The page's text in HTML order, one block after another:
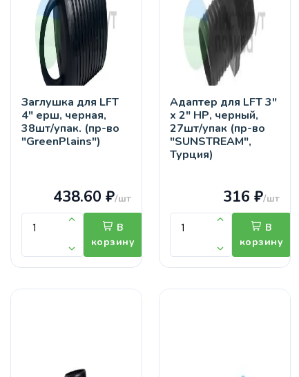
Заглушка для LFT
4" ерш, черная,
38шт/упак. (пр-во
"GreenPlains")
438.60 ₽/шт
В
корзину
Адаптер для LFT 3"
х 2" НР, черный,
27шт/упак (пр-во
"SUNSTREAM",
Турция)
316 ₽/шт
В
корзину